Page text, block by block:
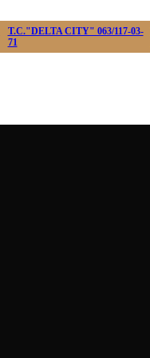
T.C."DELTA CITY" 063/117-03-
71